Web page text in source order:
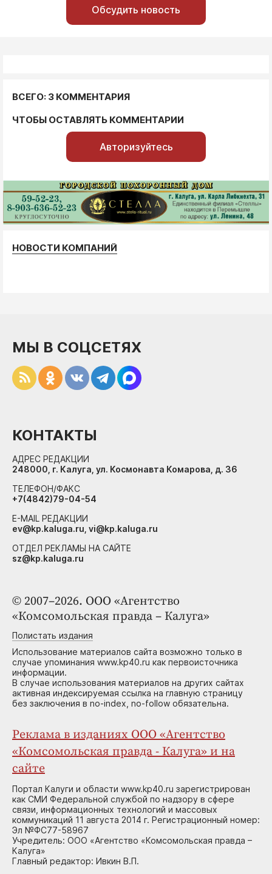
Обсудить новость
ВСЕГО: 3 КОММЕНТАРИЯ
ЧТОБЫ ОСТАВЛЯТЬ КОММЕНТАРИИ
Авторизуйтесь
НОВОСТИ КОМПАНИЙ
© 2007–2026. ООО «Агентство
«Комсомольская правда – Калуга»
Полистать издания
Использование материалов сайта возможно только в
случае упоминания www.kp40.ru как первоисточника
информации.
В случае использования материалов на других сайтах
активная индексируемая ссылка на главную страницу
без заключения в no-index, no-follow обязательна.
Реклама в изданиях ООО «Агентство
«Комсомольская правда - Калуга» и на
сайте
Портал Калуги и области www.kp40.ru зарегистрирован
как СМИ Федеральной службой по надзору в сфере
связи, информационных технологий и массовых
коммуникаций 11 августа 2014 г. Регистрационный номер:
Эл №ФС77-58967
Учредитель: ООО «Агентство «Комсомольская правда –
Калуга»
Главный редактор: Ивкин В.П.
МЫ В СОЦСЕТЯХ
КОНТАКТЫ
АДРЕС РЕДАКЦИИ
248000, г. Калуга, ул. Космонавта Комарова, д. 36
ТЕЛЕФОН/ФАКС
+7(4842)79-04-54
E-MAIL РЕДАКЦИИ
ev@kp.kaluga.ru, vi@kp.kaluga.ru
ОТДЕЛ РЕКЛАМЫ НА САЙТЕ
sz@kp.kaluga.ru